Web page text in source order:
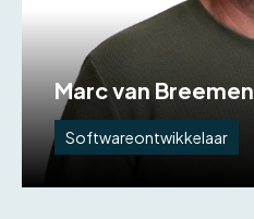
Marc van Breemen
Softwareontwikkelaar